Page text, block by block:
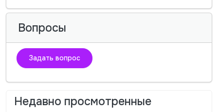
Вопросы
Задать вопрос
Недавно просмотренные